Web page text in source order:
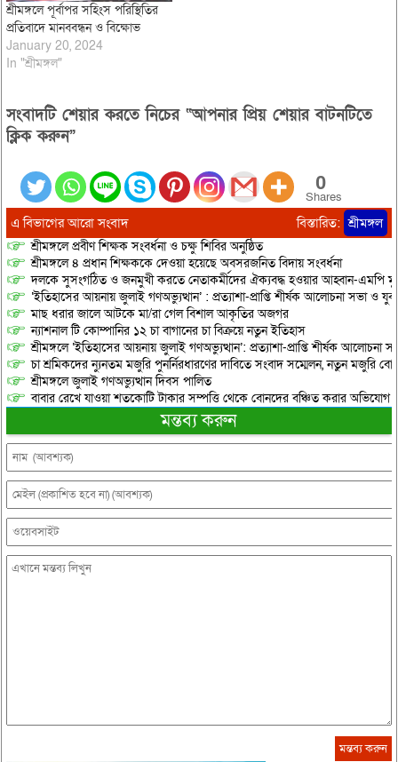
শ্রীমঙ্গলে পূর্বাপর সহিংস পরিস্থিতির
প্রতিবাদে মানববন্ধন ও বিক্ষোভ
January 20, 2024
In "শ্রীমঙ্গল"
সংবাদটি শেয়ার করতে নিচের “আপনার প্রিয় শেয়ার বাটনটিতে
ক্লিক করুন”
0
Shares
এ বিভাগের আরো সংবাদ বিস্তারিত: শ্রীমঙ্গল
শ্রীমঙ্গলে প্রবীণ শিক্ষক সংবর্ধনা ও চক্ষু শিবির অনুষ্ঠিত
শ্রীমঙ্গলে ৪ প্রধান শিক্ষককে দেওয়া হয়েছে অবসরজনিত বিদায় সংবর্ধনা
দলকে সুসংগঠিত ও জনমুখী করতে নেতাকর্মীদের ঐক্যবদ্ধ হওয়ার আহ্বান-এমপি
‘ইতিহাসের আয়নায় জুলাই গণঅভ্যুত্থান’ : প্রত্যাশা-প্রাপ্তি শীর্ষক আলোচনা সভা ও
মাছ ধরার জালে আটকে মা/রা গেল বিশাল আকৃতির অজগর
ন্যাশনাল টি কোম্পানির ১২ চা বাগানের চা বিক্রয়ে নতুন ইতিহাস
শ্রীমঙ্গলে ‘ইতিহাসের আয়নায় জুলাই গণঅভ্যুত্থান’: প্রত্যাশা-প্রাপ্তি শীর্ষক আলোচনা
চা শ্রমিকদের ন্যুনতম মজুরি পুনর্নিরধারণের দাবিতে সংবাদ সম্মেলন, নতুন মজুরি
শ্রীমঙ্গলে জুলাই গণঅভ্যুত্থান দিবস পালিত
বাবার রেখে যাওয়া শতকোটি টাকার সম্পত্তি থেকে বোনদের বঞ্চিত করার অভিযোগ
মন্তব্য করুন